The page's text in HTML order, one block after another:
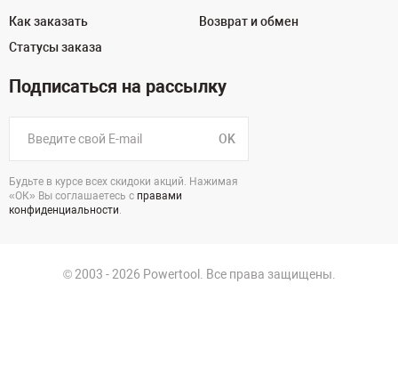
Как заказать
Статусы заказа
Возврат и обмен
Подписаться на рассылку
OK
Будьте в курсе всех скидоки акций. Нажимая
«ОК» Вы соглашаетесь с правами
конфиденциальности.
© 2003 - 2026 Powertool. Все права защищены.